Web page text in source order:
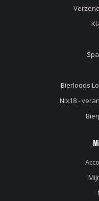
Bierloods
Nix18 -